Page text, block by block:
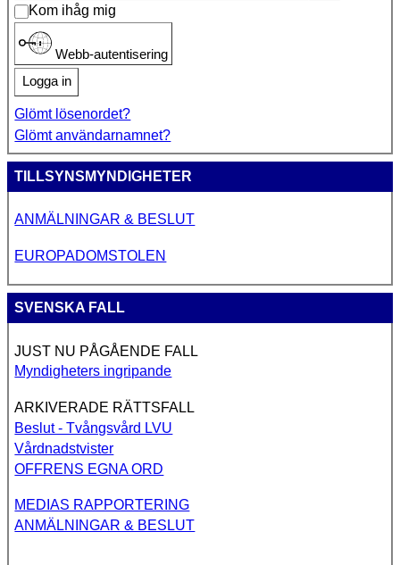
Kom ihåg mig
Webb-autentisering
Logga in
Glömt lösenordet?
Glömt användarnamnet?
TILLSYNSMYNDIGHETER
ANMÄLNINGAR & BESLUT
EUROPADOMSTOLEN
SVENSKA FALL
JUST NU PÅGÅENDE FALL
Myndigheters ingripande
ARKIVERADE RÄTTSFALL
Beslut - Tvångsvård LVU
Vårdnadstvister
OFFRENS EGNA ORD
MEDIAS RAPPORTERING
ANMÄLNINGAR & BESLUT